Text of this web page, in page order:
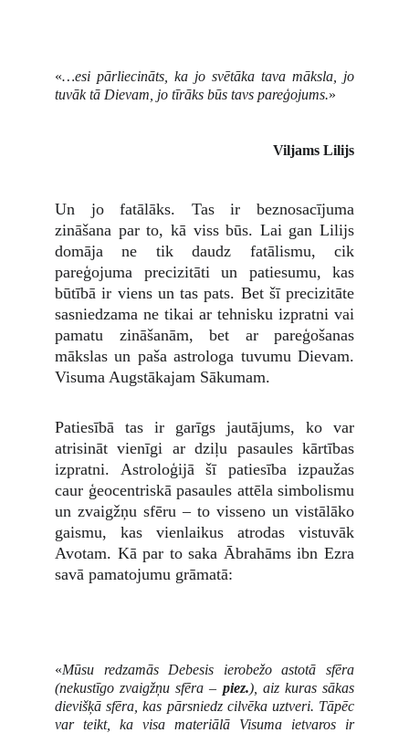
«…esi pārliecināts, ka jo svētāka tava māksla, jo
tuvāk tā Dievam, jo tīrāks būs tavs pareģojums.»
Viljams Lilijs
Un jo fatālāks. Tas ir beznosacījuma
zināšana par to, kā viss būs. Lai gan Lilijs
domāja ne tik daudz fatālismu, cik
pareģojuma precizitāti un patiesumu, kas
būtībā ir viens un tas pats. Bet šī precizitāte
sasniedzama ne tikai ar tehnisku izpratni vai
pamatu zināšanām, bet ar pareģošanas
mākslas un paša astrologa tuvumu Dievam.
Visuma Augstākajam Sākumam.
Patiesībā tas ir garīgs jautājums, ko var
atrisināt vienīgi ar dziļu pasaules kārtības
izpratni. Astroloģijā šī patiesība izpaužas
caur ģeocentriskā pasaules attēla simbolismu
un zvaigžņu sfēru – to visseno un vistālāko
gaismu, kas vienlaikus atrodas vistuvāk
Avotam. Kā par to saka Ābrahāms ibn Ezra
savā pamatojumu grāmatā:
«Mūsu redzamās Debesis ierobežo astotā sfēra
(nekustīgo zvaigžņu sfēra – piez.), aiz kuras sākas
dievišķā sfēra, kas pārsniedz cilvēka uztveri. Tāpēc
var teikt, ka visa materiālā Visuma ietvaros ir